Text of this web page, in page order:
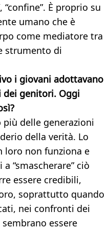
È proprio su
umano che è
come mediatore tra
strumento di
i giovani adottavano
genitori. Oggi
delle generazioni
della verità. Lo
loro non funziona e
“smascherare” ciò
essere credibili,
soprattutto quando
nei confronti dei
sembrano essere